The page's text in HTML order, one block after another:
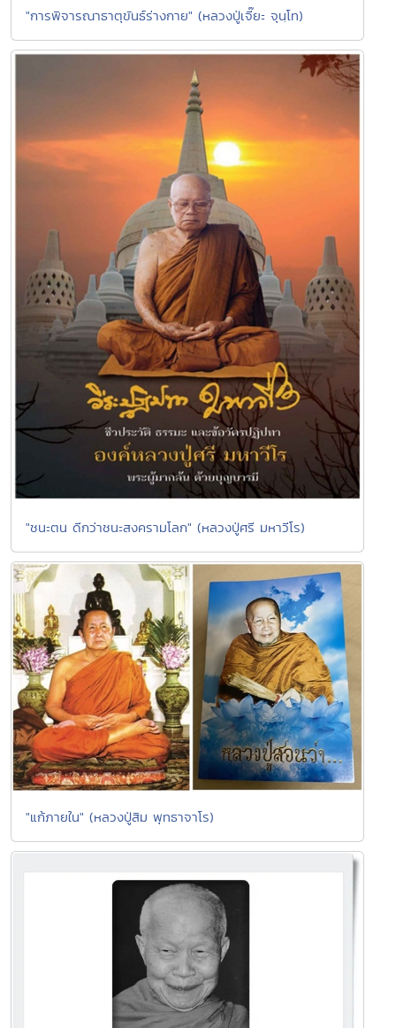
"การพิจารณาธาตุขันธ์ร่างกาย" (หลวงปู่เจี๊ยะ จุนฺโท)
"ชนะตน ดีกว่าชนะสงครามโลก" (หลวงปู่ศรี มหาวีโร)
"แก้ภายใน" (หลวงปู่สิม พุทธาจาโร)